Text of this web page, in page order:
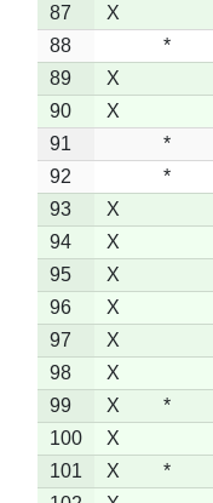
87
X
88
*
89
X
90
X
91
*
92
*
93
X
94
X
95
X
96
X
97
X
98
X
99
X *
100
X
101
X *